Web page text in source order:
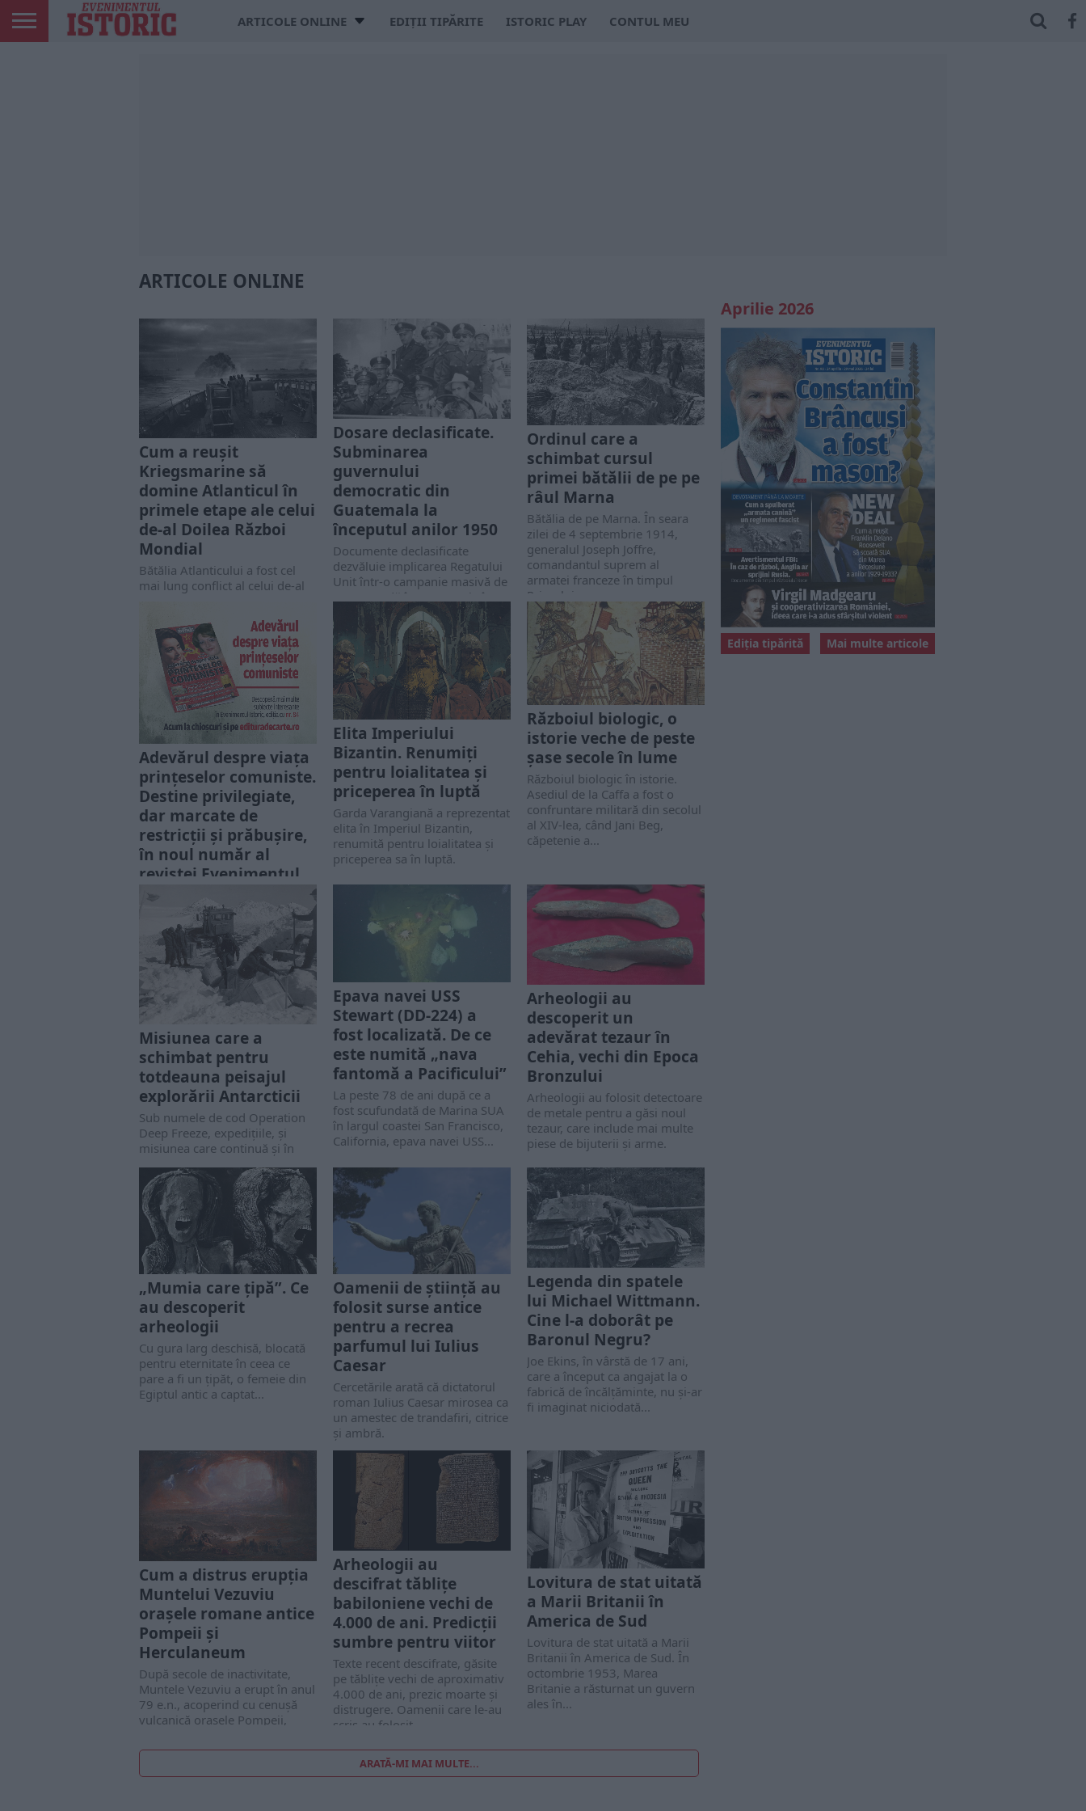
ARTICOLE ONLINE EDIȚII TIPĂRITE ISTORIC PLAY CONTUL MEU
ARTICOLE ONLINE
Cum a reușit
Kriegsmarine să
domine Atlanticul în
primele etape ale celui
de-al Doilea Război
Mondial
Bătălia Atlanticului a fost cel
mai lung conflict al celui de-al
Kriegsmarine dominând
categoric oceanul în primele
etape ale...
Dosare declasificate.
Subminarea
guvernului
democratic din
Guatemala la
începutul anilor 1950
Documente declasificate
dezvăluie implicarea Regatului
Unit într-o campanie masivă de
propagandă în Guatemala în
anii 1950, inclusiv redactarea
de articole de presă...
Ordinul care a
schimbat cursul
primei bătălii de pe pe
râul Marna
Bătălia de pe Marna. În seara
zilei de 4 septembrie 1914,
generalul Joseph Joffre,
comandantul suprem al
armatei franceze în timpul
Primului...
Adevărul despre viața
prințeselor comuniste.
Destine privilegiate,
dar marcate de
restricții și prăbușire,
în noul număr al
revistei Evenimentul
Istoric
Revista lunară „Evenimentul
Istoric” continuă să aducă în
prim-plan subiecte fascinante
despre evenimente, personaje
și mistere care au lăsat o
amprentă puternică...
Elita Imperiului
Bizantin. Renumiți
pentru loialitatea și
priceperea în luptă
Garda Varangiană a reprezentat
elita în Imperiul Bizantin,
renumită pentru loialitatea și
priceperea sa în luptă.
Războiul biologic, o
istorie veche de peste
șase secole în lume
Războiul biologic în istorie.
Asediul de la Caffa a fost o
confruntare militară din secolul
al XIV-lea, când Jani Beg,
căpetenie a...
Misiunea care a
schimbat pentru
totdeauna peisajul
explorării Antarcticii
Sub numele de cod Operation
Deep Freeze, expedițiile, și
misiunea care continuă și în
mai bună înțelegere...
Epava navei USS
Stewart (DD-224) a
fost localizată. De ce
este numită „nava
fantomă a Pacificului”
La peste 78 de ani după ce a
fost scufundată de Marina SUA
în largul coastei San Francisco,
California, epava navei USS...
Arheologii au
descoperit un
adevărat tezaur în
Cehia, vechi din Epoca
Bronzului
Arheologii au folosit detectoare
de metale pentru a găsi noul
tezaur, care include mai multe
piese de bijuterii și arme.
„Mumia care țipă”. Ce
au descoperit
arheologii
Cu gura larg deschisă, blocată
pentru eternitate în ceea ce
pare a fi un țipăt, o femeie din
Egiptul antic a captat...
Oamenii de știință au
folosit surse antice
pentru a recrea
parfumul lui Iulius
Caesar
Cercetările arată că dictatorul
roman Iulius Caesar mirosea ca
un amestec de trandafiri, citrice
și ambră.
Legenda din spatele
lui Michael Wittmann.
Cine l-a doborât pe
Baronul Negru?
Joe Ekins, în vârstă de 17 ani,
care a început ca angajat la o
fabrică de încălțăminte, nu și-ar
fi imaginat niciodată...
Cum a distrus erupția
Muntelui Vezuviu
orașele romane antice
Pompeii și
Herculaneum
După secole de inactivitate,
Muntele Vezuviu a erupt în anul
79 e.n., acoperind cu cenușă
vulcanică orașele Pompeii,
Arheologii au
descifrat tăblițe
babiloniene vechi de
4.000 de ani. Predicții
sumbre pentru viitor
Texte recent descifrate, găsite
pe tăblițe vechi de aproximativ
4.000 de ani, prezic moarte și
distrugere. Oamenii care le-au
scris au folosit...
Lovitura de stat uitată
a Marii Britanii în
America de Sud
Lovitura de stat uitată a Marii
Britanii în America de Sud. În
octombrie 1953, Marea
Britanie a răsturnat un guvern
ales în...
ARATĂ-MI MAI MULTE...
Aprilie 2026
Mai multe articole
Ediția tipărită